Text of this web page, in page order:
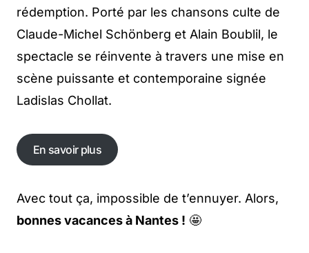
rédemption. Porté par les chansons culte de
Claude-Michel Schönberg et Alain Boublil, le
spectacle se réinvente à travers une mise en
scène puissante et contemporaine signée
Ladislas Chollat.
En savoir plus
En savoir plus
Avec tout ça, impossible de t’ennuyer. Alors,
bonnes vacances à Nantes ! 🤩